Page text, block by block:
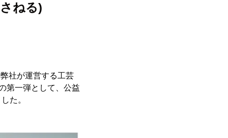
ねる)
社が運営する工芸
第一弾として、公益
た。